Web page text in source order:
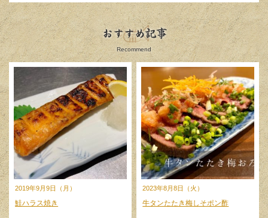
おすすめ記事
Recommend
2019年9月9日（月）
鮭ハラス焼き
2023年8月8日（火）
牛タンたたき梅しそポン酢